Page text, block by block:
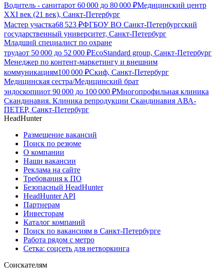
Водитель - санитарот 60 000 до 80 000 ₽Медицинский центр
XXI век (21 век), Санкт-Петербург
Мастер участка68 523 ₽ФГБОУ ВО Санкт-Петербургский
государственный университет, Санкт-Петербург
Младший специалист по охране
трудаот 50 000 до 52 000 ₽EcoStandard group, Санкт-Петербург
Менеджер по контент‑маркетингу и внешним
коммуникациям100 000 ₽Скиф, Санкт-Петербург
Медицинская сестра/Медицинский брат
эндоскопииот 90 000 до 100 000 ₽Многопрофильная клиника
Скандинавия. Клиника репродукции Скандинавия АВА-
ПЕТЕР, Санкт-Петербург
HeadHunter
Размещение вакансий
Поиск по резюме
О компании
Наши вакансии
Реклама на сайте
Требования к ПО
Безопасный HeadHunter
HeadHunter API
Партнерам
Инвесторам
Каталог компаний
Поиск по вакансиям в Санкт-Петербурге
Работа рядом с метро
Сетка: соцсеть для нетворкинга
Соискателям